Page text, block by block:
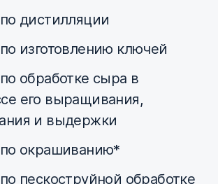
дистилляции
изготовлению ключей
обработке сыра в
его выращивания,
и выдержки
по окрашиванию*
пескоструйной обработке